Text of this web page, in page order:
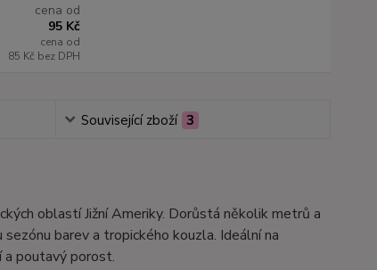
cena od
95 Kč
cena od
85 Kč bez DPH
Související zboží 3
oblastí Jižní Ameriky. Dorůstá několik metrů a
barev a tropického kouzla. Ideální na
a poutavý porost.